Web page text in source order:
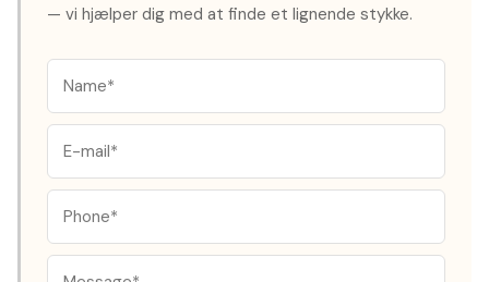
— vi hjælper dig med at finde et lignende stykke.